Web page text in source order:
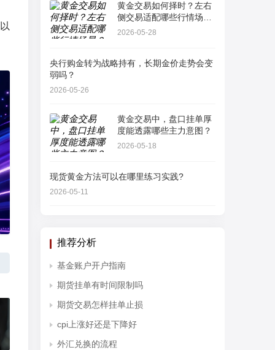
黄金交易如何择时？左右
侧交易适配哪些行情场
景？
2026-05-28
央行购金转为战略持有，长期金价走势会变
弱吗？
2026-05-26
黄金交易中，盘口挂单厚
度能透露哪些主力意图？
2026-05-18
现货黄金方法可以在哪里练习实践?
2026-05-11
推荐分析
基金账户开户指南
期货挂单有时间限制吗
期货交易怎样挂单止损
cpi上涨好还是下降好
外汇兑换的流程